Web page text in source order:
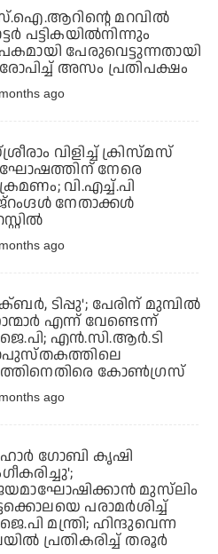
മറവിൽ
പട്ടികയിൽനിന്നും
പേരുവെട്ടുന്നതായി
അസം പ്രതിപക്ഷം
ago
വിളിച്ച് ക്രിസ്മസ്
നേരെ
വി.എച്ച്.പി
നേതാക്കള്‍
ago
ടിപ്പു'; പേരിന് മുമ്പില്‍
എന്ന് വേണ്ടെന്ന്
എന്‍.സി.ആര്‍.ടി
കോണ്‍ഗ്രസ്
ago
ഗോബി കൃഷി
മുസ്‌ലിം
പരാമര്‍ശിച്ച്
മന്ത്രി; ഹിന്ദുവെന്ന
പ്രതികരിച്ച് തരൂര്‍